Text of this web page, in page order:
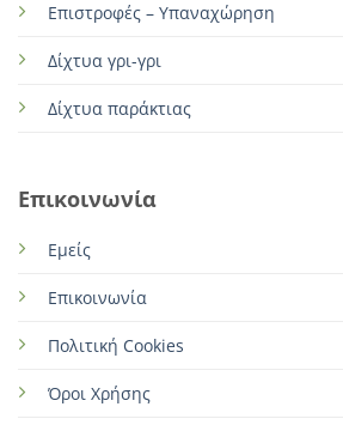
Επιστροφές – Υπαναχώρηση
Δίχτυα γρι-γρι
Δίχτυα παράκτιας
Επικοινωνία
Εμείς
Επικοινωνία
Πολιτική Cookies
Όροι Χρήσης